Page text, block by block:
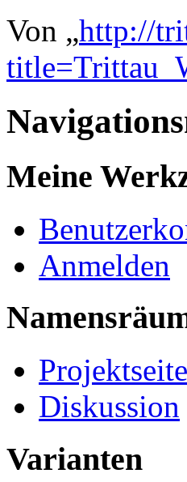
Von „http://
Meine
Anmelden
Projektseite
Diskussion
Varianten